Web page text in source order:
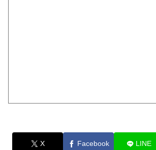
X Facebook LINE